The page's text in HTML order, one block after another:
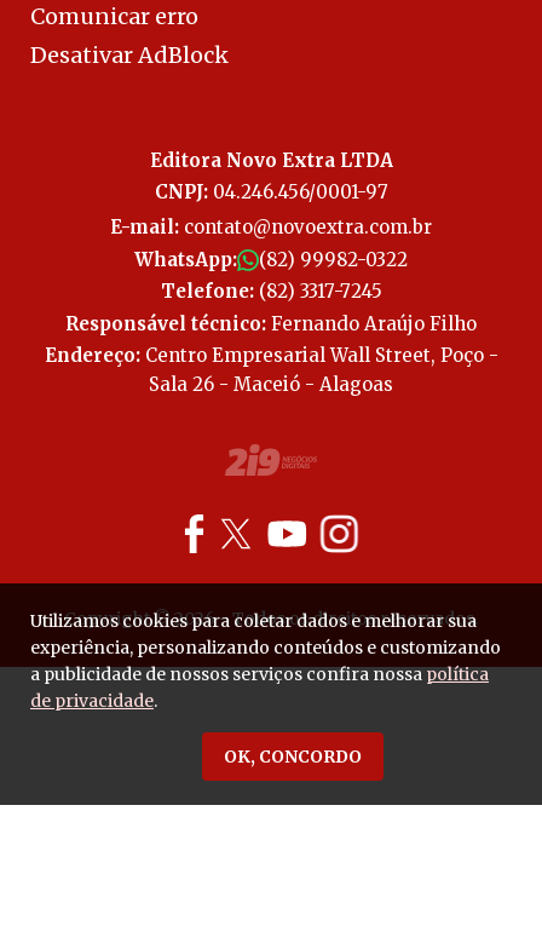
Comunicar erro
Desativar AdBlock
Editora Novo Extra LTDA
CNPJ:04.246.456/0001-97
E-mail: contato@novoextra.com.br
WhatsApp:
(82) 99982-0322
Telefone:(82) 3317-7245
Responsável técnico: Fernando Araújo Filho
Endereço:Centro Empresarial Wall Street, Poço -
Sala 26 - Maceió - Alagoas
Copyright © 2026 - Todos os direitos reservados.
Utilizamos cookies para coletar dados e melhorar sua
experiência, personalizando conteúdos e customizando
a publicidade de nossos serviços confira nossapolítica
de privacidade.
OK, CONCORDO